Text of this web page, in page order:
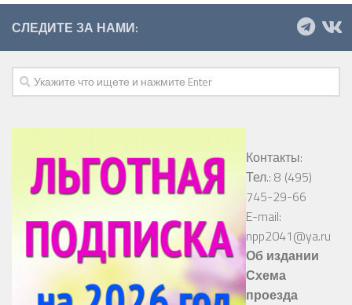
СЛЕДИТЕ ЗА НАМИ:
Контакты:
Тел.: 8 (495)
745-29-66
E-mail:
npp2041@ya.ru
Об издании
Схема
проезда